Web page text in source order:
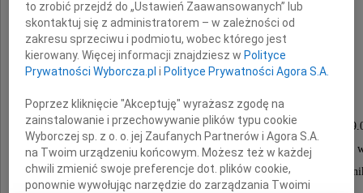
Zbigniew Jańczak
Msza święta pogrzebowa odbędzie się
w piątek 18 października 2013 roku o godzinie
w kościele parafialnym Bożego Ciała przy ul. Strzeleckiej
Pogrzeb odbędzie się o godzinie 11.10 na Cmentarzu
to zrobić przejdź do „Ustawień Zaawansowanych” lub
skontaktuj się z administratorem – w zależności od
zakresu sprzeciwu i podmiotu, wobec którego jest
kierowany. Więcej informacji znajdziesz wPolityce
Prywatności Wyborcza.pl iPolityce Prywatności Agora S.A.
Poprzez kliknięcie "Akceptuję" wyrażasz zgodę na
zainstalowanie i przechowywanie plików typu cookie
Wyborczej sp. z o. o. jej Zaufanych Partnerów i Agora S.A.
na Twoim urządzeniu końcowym. Możesz też w każdej
chwili zmienić swoje preferencje dot. plików cookie,
ponownie wywołując narzędzie do zarządzania Twoimi